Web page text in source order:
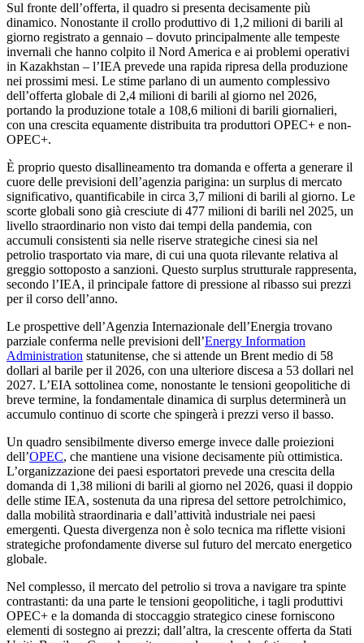
Sul fronte dell’offerta, il quadro si presenta decisamente più
dinamico. Nonostante il crollo produttivo di 1,2 milioni di barili al
giorno registrato a gennaio – dovuto principalmente alle tempeste
invernali che hanno colpito il Nord America e ai problemi operativi
in Kazakhstan – l’IEA prevede una rapida ripresa della produzione
nei prossimi mesi. Le stime parlano di un aumento complessivo
dell’offerta globale di 2,4 milioni di barili al giorno nel 2026,
portando la produzione totale a 108,6 milioni di barili giornalieri,
con una crescita equamente distribuita tra produttori OPEC+ e non-
OPEC+.
È proprio questo disallineamento tra domanda e offerta a generare il
cuore delle previsioni dell’agenzia parigina: un surplus di mercato
significativo, quantificabile in circa 3,7 milioni di barili al giorno. Le
scorte globali sono già cresciute di 477 milioni di barili nel 2025, un
livello straordinario non visto dai tempi della pandemia, con
accumuli consistenti sia nelle riserve strategiche cinesi sia nel
petrolio trasportato via mare, di cui una quota rilevante relativa al
greggio sottoposto a sanzioni. Questo surplus strutturale rappresenta,
secondo l’IEA, il principale fattore di pressione al ribasso sui prezzi
per il corso dell’anno.
Le prospettive dell’Agenzia Internazionale dell’Energia trovano
parziale conferma nelle previsioni dell’Energy Information
Administration statunitense, che si attende un Brent medio di 58
dollari al barile per il 2026, con una ulteriore discesa a 53 dollari nel
2027. L’EIA sottolinea come, nonostante le tensioni geopolitiche di
breve termine, la fondamentale dinamica di surplus determinerà un
accumulo continuo di scorte che spingerà i prezzi verso il basso.
Un quadro sensibilmente diverso emerge invece dalle proiezioni
dell’OPEC, che mantiene una visione decisamente più ottimistica.
L’organizzazione dei paesi esportatori prevede una crescita della
domanda di 1,38 milioni di barili al giorno nel 2026, quasi il doppio
delle stime IEA, sostenuta da una ripresa del settore petrolchimico,
dalla mobilità straordinaria e dall’attività industriale nei paesi
emergenti. Questa divergenza non è solo tecnica ma riflette visioni
strategiche profondamente diverse sul futuro del mercato energetico
globale.
Nel complesso, il mercato del petrolio si trova a navigare tra spinte
contrastanti: da una parte le tensioni geopolitiche, i tagli produttivi
OPEC+ e la domanda di stoccaggio strategico cinese forniscono
elementi di sostegno ai prezzi; dall’altra, la crescente offerta da Stati